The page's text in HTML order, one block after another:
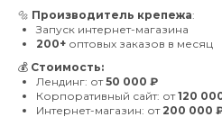
🔩 Производитель крепежа:
Запуск интернет-магазина
200+ оптовых заказов в месяц
💰 Стоимость:
Лендинг: от50 000 ₽
Корпоративный сайт: от120
Интернет-магазин: от 200 000